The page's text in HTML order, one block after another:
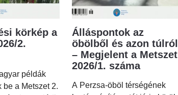
körkép a
2.
példák
be a Metszet 2.
Álláspontok az
öbölből és azon túlról
– Megjelent a Metszet
2026/1. száma
A Perzsa-öböl térségének